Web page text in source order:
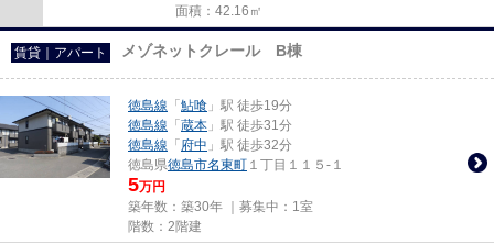
面積：42.16㎡
賃貸｜アパート メゾネットクレール B棟
徳島線 「 鮎喰 」駅 徒歩19分
徳島線 「 蔵本 」駅 徒歩31分
徳島線 「 府中 」駅 徒歩32分
徳島県徳島市名東町 １丁目１１５-１
5万円
築年数：築30年 ｜募集中： 1室
階数：2階建